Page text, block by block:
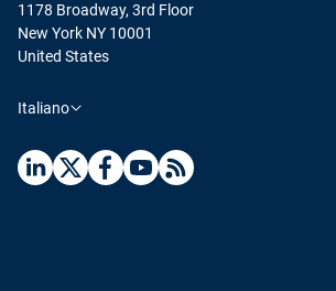
1178 Broadway, 3rd Floor
New York NY 10001
United States
Italiano